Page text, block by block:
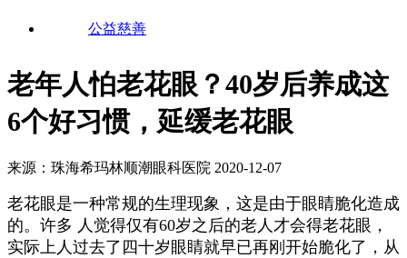
公益慈善
老年人怕老花眼？40岁后养成这
6个好习惯，延缓老花眼
来源：珠海希玛林顺潮眼科医院 2020-12-07
老花眼是一种常规的生理现象，这是由于眼睛脆化造成
的。许多 人觉得仅有60岁之后的老人才会得老花眼，
实际上人过去了四十岁眼睛就早已再刚开始脆化了，从